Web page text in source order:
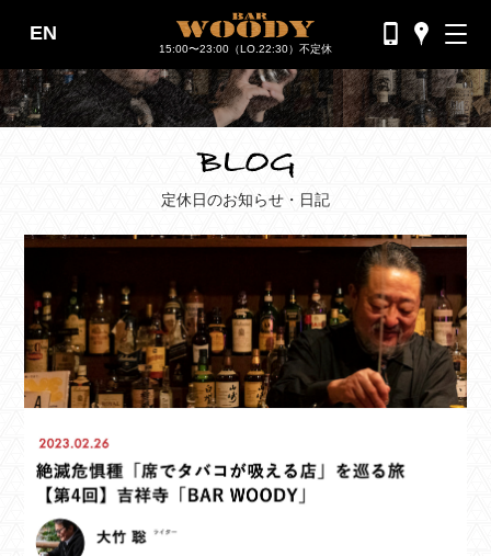
バーウッディTOP
バー ウッディについて
メニュー＆料金
おすすめカクテル
ブログ
過去のブログ
EN
15:00〜23:00（LO.22:30）不定休
定休日のお知らせ・日記